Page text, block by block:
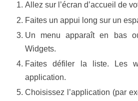
Allez sur l’écran d’accueil de
Faites un appui long sur un
Un menu apparaît en bas
Widgets.
Faites défiler la liste. Les
application.
Choisissez l’application (par